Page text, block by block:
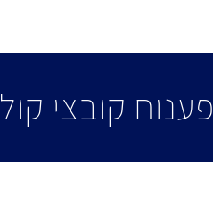
פענוח קובצי קול